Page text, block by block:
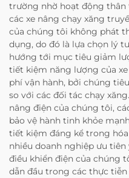
trường nhờ hoạt động
các xe nâng chạy xăng
của chúng tôi không phát
dụng, do đó là lựa chọn lý
hướng tới mục tiêu giảm
tiết kiệm năng lượng của
phí vận hành, bởi chúng
so với các đối tác chạy
nâng điện của chúng tôi,
bảo vệ hành tinh khỏe
tiết kiệm đáng kể trong
nhiều doanh nghiệp ưu
điều khiển điện của chúng
dẫn đầu trong các thực